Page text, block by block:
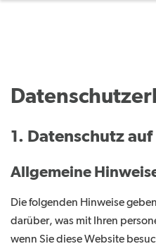
1. Datenschutz
Allgemeine
Die folgenden Hinweise
darüber, was mit Ihren
wenn Sie diese Website